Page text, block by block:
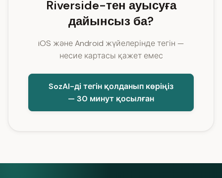
Riverside-тен ауысуға
дайынсыз ба?
iOS және Android жүйелерінде тегін —
несие картасы қажет емес
SozAI-ді тегін қолданып көріңіз
— 30 минут қосылған